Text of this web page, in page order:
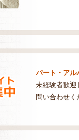
パート・アル
未経験者歓迎
問い合わせく